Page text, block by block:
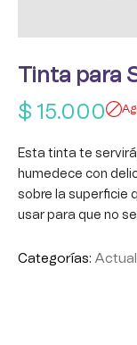
Tinta para
$ 15.000
Esta tinta te
humedece con
sobre la superficie
usar para que no
Categorías: